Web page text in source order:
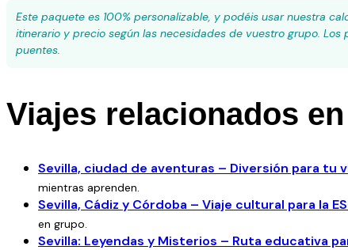
Este paquete es 100% personalizable, y podéis usar nuestra
itinerario y precio según las necesidades de vuestro grupo.
puentes.
Viajes relacionados
Sevilla, ciudad de aventuras – Diversión para tu
mientras aprenden.
Sevilla, Cádiz y Córdoba – Viaje cultural para la
en grupo.
Sevilla: Leyendas y Misterios – Ruta educativa